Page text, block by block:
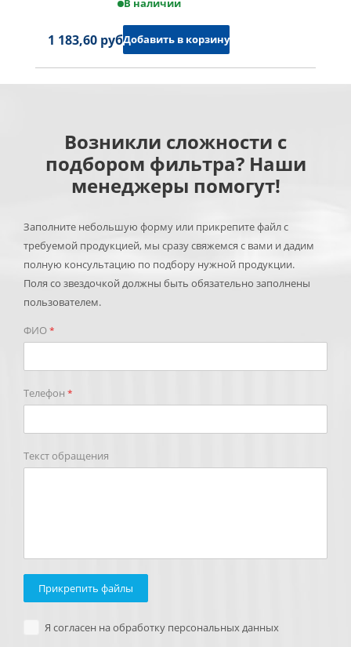
В наличии
1 183,60 руб.Добавить в корзину
Возникли сложности с
подбором фильтра? Наши
менеджеры помогут!
Заполните небольшую форму или прикрепите файл с
требуемой продукцией, мы сразу свяжемся с вами и дадим
полную консультацию по подбору нужной продукции.
Поля со звездочкой должны быть обязательно заполнены
пользователем.
ФИО*
Телефон *
Текст обращения
Прикрепить файлы
Я согласен на обработку персональных данных